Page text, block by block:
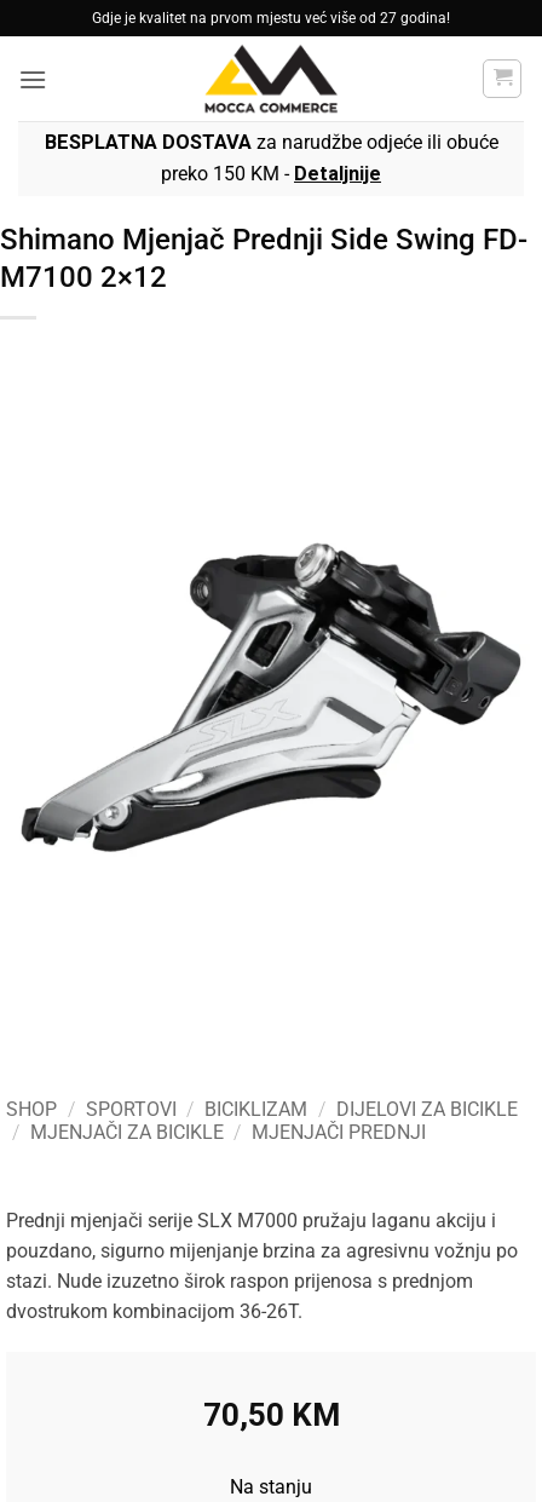
to
content
Gdje je kvalitet na prvom mjestu već više od 27 godina!
BESPLATNA DOSTAVAza narudžbe odjeće ili obuće
preko 150 KM - Detaljnije
Shimano Mjenjač Prednji Side Swing FD-
M7100 2×12
SHOP / SPORTOVI / BICIKLIZAM / DIJELOVI ZA BICIKLE
/ MJENJAČI ZA BICIKLE / MJENJAČI PREDNJI
Prednji mjenjači serije SLX M7000 pružaju laganu akciju i
pouzdano, sigurno mijenjanje brzina za agresivnu vožnju po
stazi. Nude izuzetno širok raspon prijenosa s prednjom
dvostrukom kombinacijom 36-26T.
70,50 KM
Na stanju